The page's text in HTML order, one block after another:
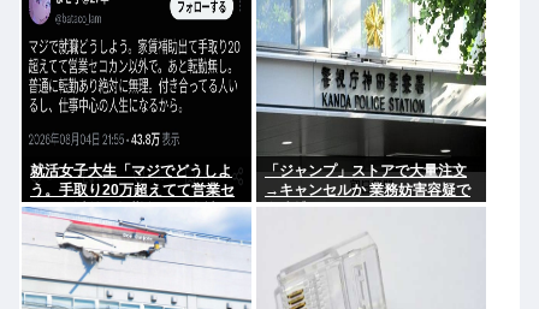
就活女子大生「マジでどうしよ
う。手取り20万超えてて営業セ
コカン以外で転勤無しの会社な
い」
「ジャンプ」ストアで大量注文
→キャンセルか 業務妨害容疑で
女逮捕